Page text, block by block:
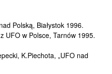
Polską, Białystok 1996.
UFO w Polsce, Tarnów 1995.
K.Piechota, „UFO nad